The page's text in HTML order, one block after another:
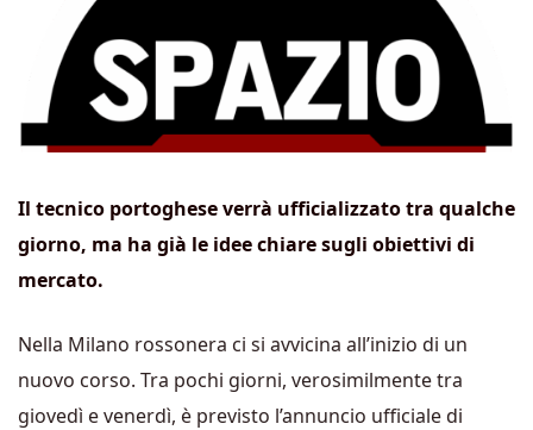
Il tecnico portoghese verrà ufficializzato tra qualche
giorno, ma ha già le idee chiare sugli obiettivi di
mercato.
Nella Milano rossonera ci si avvicina all’inizio di un
nuovo corso. Tra pochi giorni, verosimilmente tra
giovedì e venerdì, è previsto l’annuncio ufficiale di